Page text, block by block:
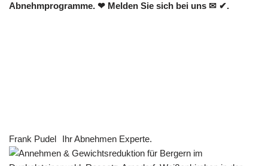
Abnehmprogramme. ❤ Melden Sie sich bei uns ✉ ✔.
Frank Pudel Ihr Abnehmen Experte.